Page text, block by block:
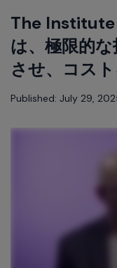
The Institute
は、極限的
させ、コス
Published: July 29,